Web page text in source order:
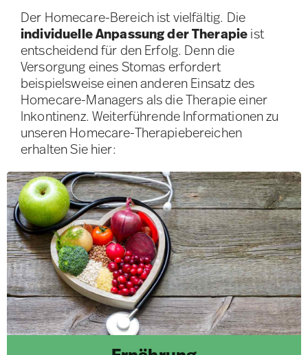
Der Homecare-Bereich ist vielfältig. Die
individuelle Anpassung der Therapieist
entscheidend für den Erfolg. Denn die
Versorgung eines Stomas erfordert
beispielsweise einen anderen Einsatz des
Homecare-Managers als die Therapie einer
Inkontinenz. Weiterführende Informationen zu
unseren Homecare-Therapiebereichen
erhalten Sie hier: